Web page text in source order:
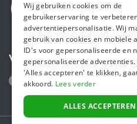
Volg ons
Wij gebruiken cookies om de
gebruikerservaring te
advertentiepersonalisatie. Wij
gebruik van cookies en mobiele
ID's voor gepersonaliseerde en
gepersonaliseerde advertenties.
'Alles accepteren' te klikken,
akkoord. Lees verder
ALLES ACCEPTEREN